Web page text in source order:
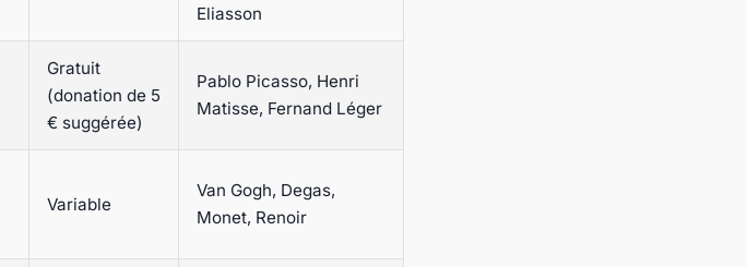
Eliasson
Gratuit
(donation de 5
€ suggérée)
Pablo Picasso, Henri
Matisse, Fernand Léger
Variable
Van Gogh, Degas,
Monet, Renoir